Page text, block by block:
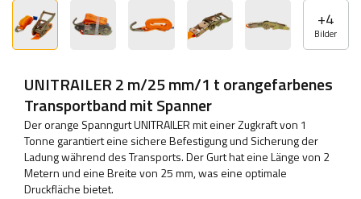
+4
Bilder
UNITRAILER 2 m/25 mm/1 t orangefarbenes
Transportband mit Spanner
Der orange Spanngurt UNITRAILER mit einer Zugkraft von 1
Tonne garantiert eine sichere Befestigung und Sicherung der
Ladung während des Transports. Der Gurt hat eine Länge von 2
Metern und eine Breite von 25 mm, was eine optimale
Druckfläche bietet.